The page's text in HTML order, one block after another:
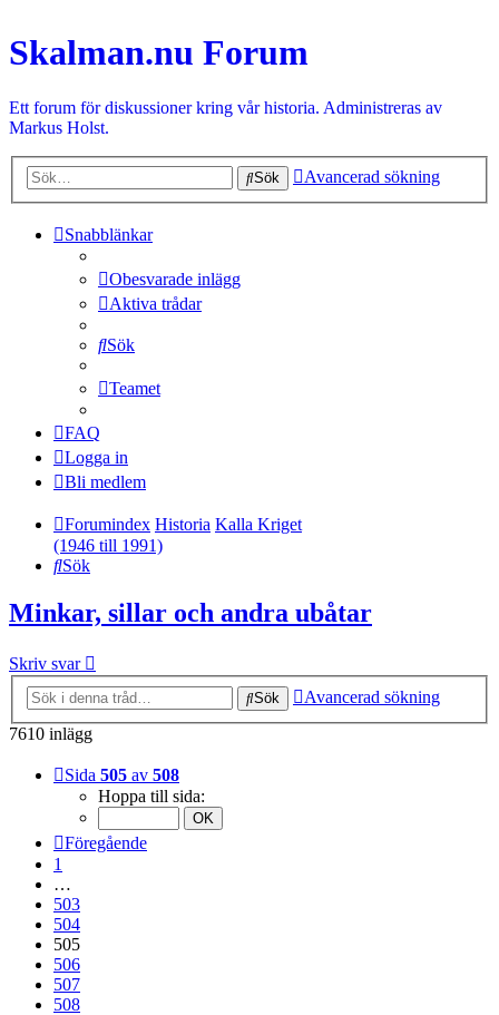
Skalman.nu Forum
Ett forum för diskussioner kring vår historia. Administreras av
Markus Holst.
Sök Avancerad sökning
Snabblänkar
Obesvarade inlägg
Aktiva trådar
Sök
Teamet
FAQ
Logga in
Bli medlem
Forumindex Historia Kalla Kriget
(1946 till 1991)
Sök
Minkar, sillar och andra ubåtar
Skriv svar
Sök
Avancerad sökning
7610 inlägg
Sida 505 av 508
Hoppa till sida:
Föregående
1
…
503
504
505
506
507
508